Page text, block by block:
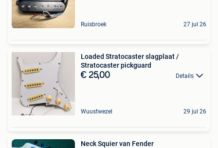
Ruisbroek 27 jul 26
Loaded Stratocaster slagplaat /
Stratocaster pickguard
€ 25,00 Details
Wuustwezel 29 jul 26
Neck Squier van Fender